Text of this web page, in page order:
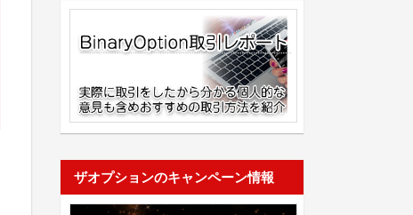
ザオプションのキャンペーン情報